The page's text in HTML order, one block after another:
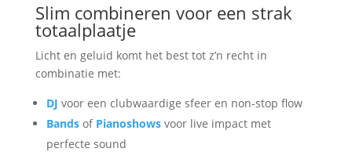
Slim combineren voor een strak
totaalplaatje
Licht en geluid komt het best tot z’n recht in
combinatie met:
DJ voor een clubwaardige sfeer en non-stop flow
Bands of Pianoshows voor live impact met
perfecte sound